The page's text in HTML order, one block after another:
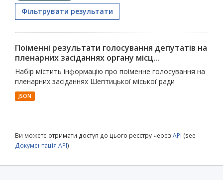
Фільтрувати результати
Поіменні результати голосування депутатів на
пленарних засіданнях органу місц...
Набір містить інформацію про поіменне голосування на
пленарних засіданнях Шептицької міської ради
JSON
Ви можете отримати доступ до цього реєстру через API (see
Документація API).